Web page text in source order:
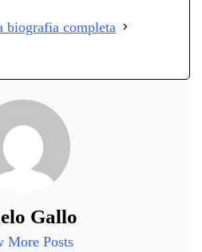
di
biografia completa
Gallo
More Posts